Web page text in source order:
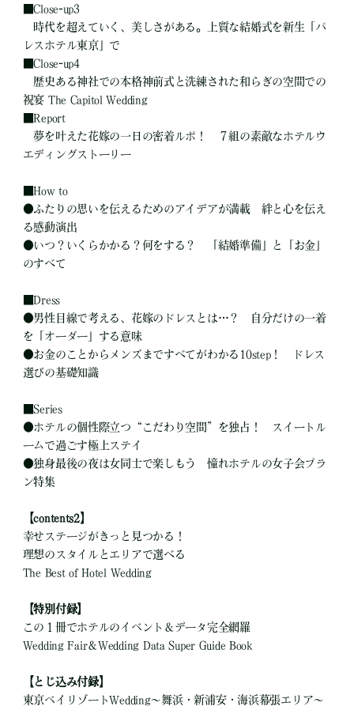
■Close-up3
時代を超えていく、美しさがある。上質な結婚式を新生「パ
レスホテル東京」で
■Close-up4
歴史ある神社での本格神前式と洗練された和らぎの空間での
祝宴 The Capitol Wedding
■Report
夢を叶えた花嫁の一日の密着ルポ！ ７組の素敵なホテルウ
エディングストーリー
■How to
●ふたりの思いを伝えるためのアイデアが満載 絆と心を伝え
る感動演出
●いつ？いくらかかる？何をする？ 「結婚準備」と「お金」
のすべて
■Dress
●男性目線で考える、花嫁のドレスとは…？ 自分だけの一着
を「オーダー」する意味
●お金のことからメンズまですべてがわかる10step！ ドレス
選びの基礎知識
■Series
●ホテルの個性際立つ“こだわり空間”を独占！ スイートル
ームで過ごす極上ステイ
●独身最後の夜は女同士で楽しもう 憧れホテルの女子会プラ
ン特集
【contents2】
幸せステージがきっと見つかる！
理想のスタイルとエリアで選べる
The Best of Hotel Wedding
【特別付録】
この１冊でホテルのイベント＆データ完全網羅
Wedding Fair＆Wedding Data Super Guide Book
【とじ込み付録】
東京ベイリゾートWedding～舞浜・新浦安・海浜幕張エリア～